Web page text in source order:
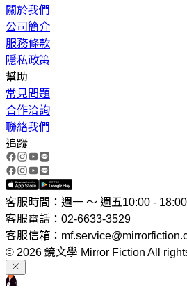
關於我們
公司簡介
服務條款
隱私政策
幫助
常見問題
合作洽詢
聯絡我們
追蹤
客服時間：週一 ～ 週五10:00 -
客服電話：02-6633-3529
客服信箱：
© 2026 鏡文學 Mirror Fiction All